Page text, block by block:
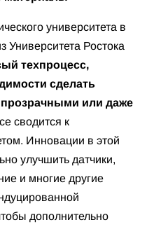
университета в
Университета Ростока
техпроцесс,
сделать
или даже
сводится к
Инновации в этой
улучшить датчики,
и многие другие
дополнительно